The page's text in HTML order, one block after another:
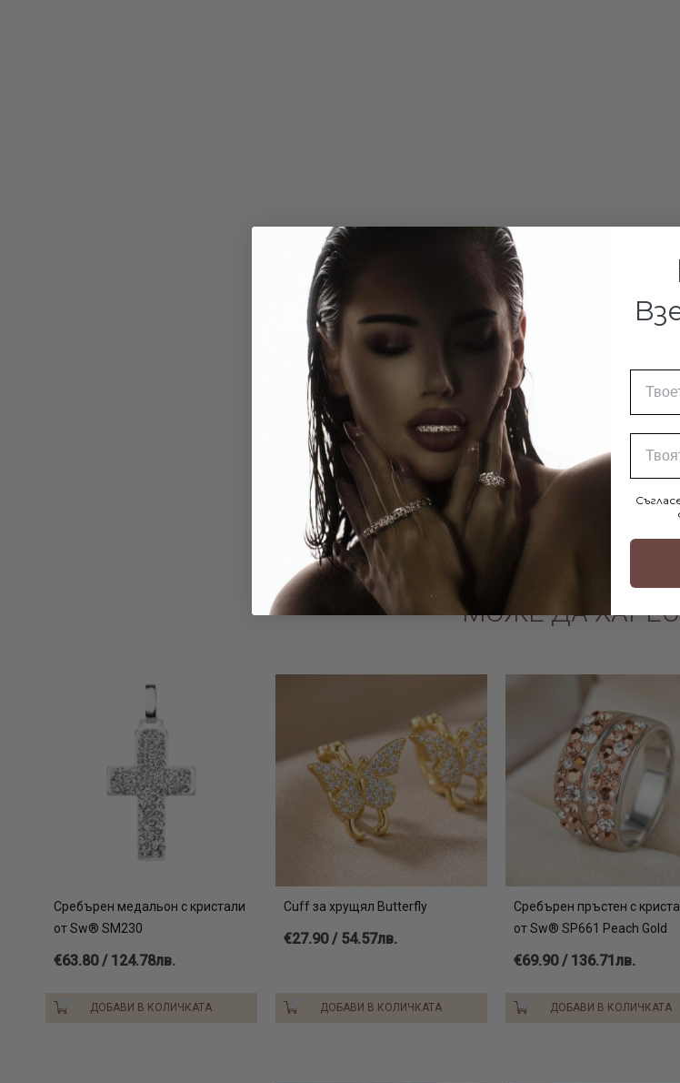
МОЖЕ ДА
Сребърен медальон с кристали
от Sw® SM230
€63.80 / 124.78лв.
ДОБАВИ В КОЛИЧКАТА
Cuff за хрущял Butterfly
€27.90 / 54.57лв.
ДОБАВИ В КОЛИЧКАТА
Сребърен пръстен с
от Sw® SP661 Peach Gold
€69.90 / 136.71лв.
ДОБАВИ В КОЛИЧКАТА